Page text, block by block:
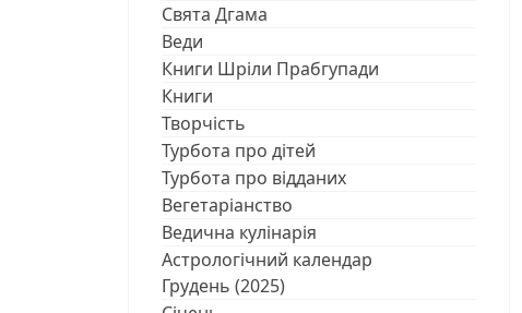
Свята Дгама
Веди
Книги Шріли Прабгупади
Книги
Творчість
Турбота про дітей
Турбота про відданих
Вегетаріанство
Ведична кулінарія
Астрологічний календар
Грудень (2025)